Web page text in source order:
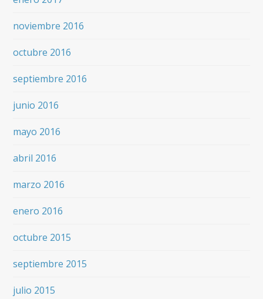
noviembre 2016
octubre 2016
septiembre 2016
junio 2016
mayo 2016
abril 2016
marzo 2016
enero 2016
octubre 2015
septiembre 2015
julio 2015